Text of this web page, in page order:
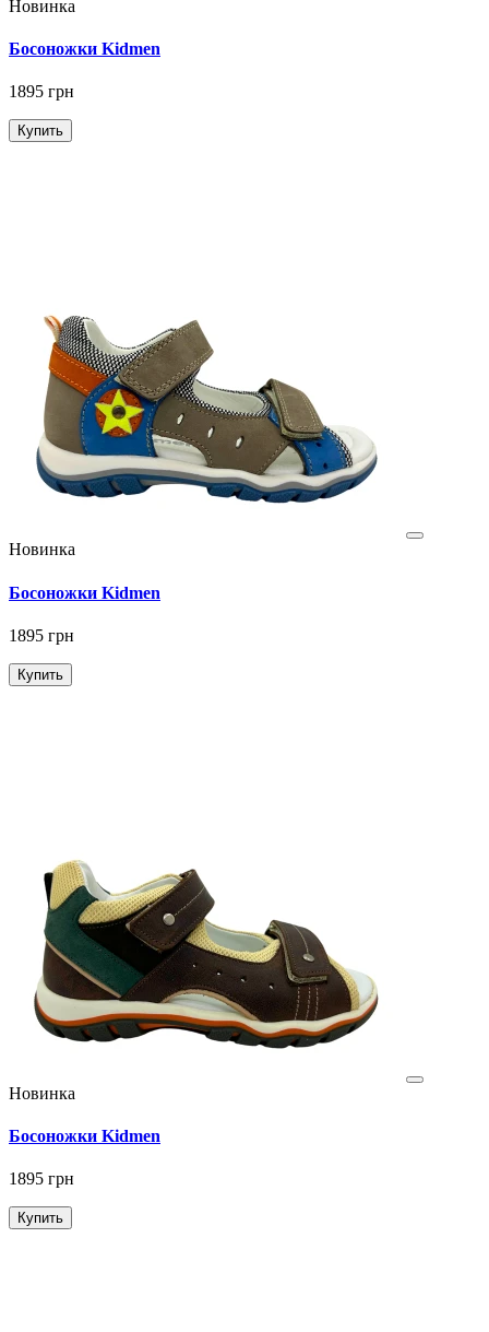
Новинка
Босоножки Kidmen
1895 грн
Купить
Новинка
Босоножки Kidmen
1895 грн
Купить
Новинка
Босоножки Kidmen
1895 грн
Купить